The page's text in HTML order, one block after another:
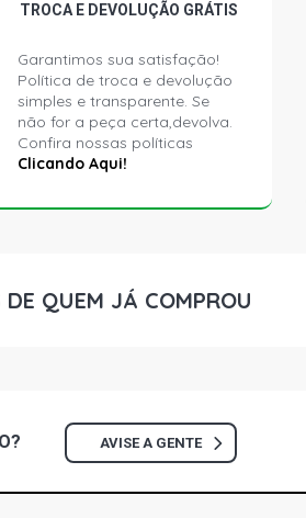
GOL G2 MI-PLUS HATCH
GOL G2 STAR HATCH 1.6
GOL G2 GL HATCH 1.8 8V
TROCA E DEVOLUÇÃO GRÁTIS
Garantimos sua satisfação!
Política de troca e devolução
simples e transparente. Se
não for a peça certa,devolva.
Confira nossas políticas
Clicando Aqui!
QUEM JÁ COMPROU
AVISE A GENTE